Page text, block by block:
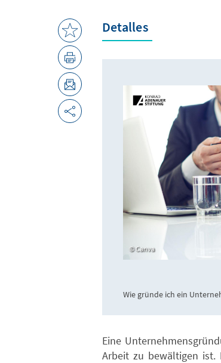
Detalles
Canva
Wie gründe ich ein
Eine
Arbeit zu bewältigen